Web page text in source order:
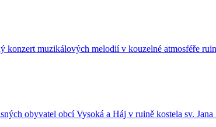
muzikálových melodií v kouzelné atmosféře
obyvatel obcí Vysoká a Háj v ruině kostela sv.